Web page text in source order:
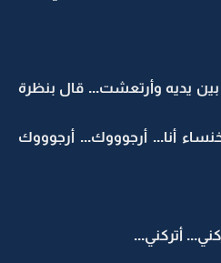
يديه وأرتعشت... قال بنظرة
أنا... أرجوووك... أرجوووك
أتركني...